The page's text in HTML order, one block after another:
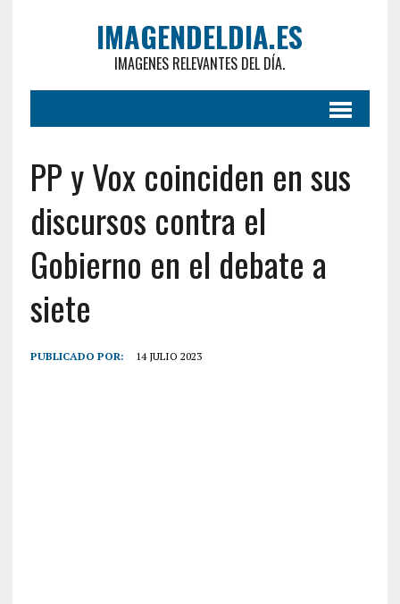
IMAGENDELDIA.ES
IMAGENES RELEVANTES DEL DÍA.
PP y Vox coinciden en sus
discursos contra el
Gobierno en el debate a
siete
PUBLICADO POR: 14 JULIO 2023